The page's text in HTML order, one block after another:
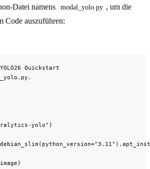
Datei namens modal_yolo.py , um die
Code auszuführen:
Quickstart
yolo")